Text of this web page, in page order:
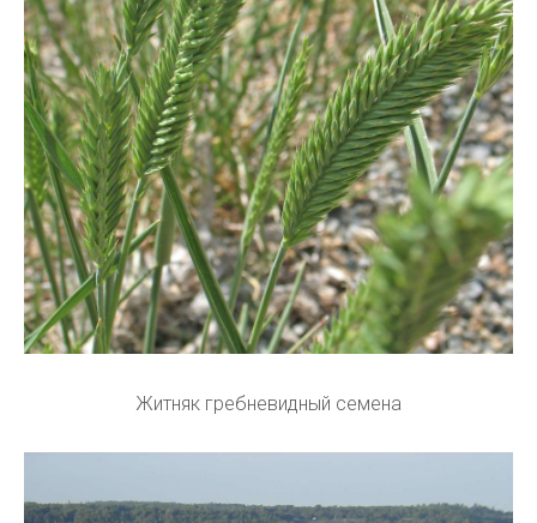
Житняк гребневидный семена